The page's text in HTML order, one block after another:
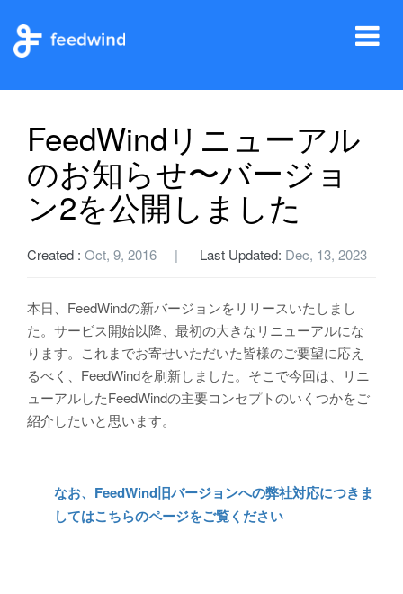
ホーム
FeedWindリニューアルのお知らせ〜バージョン2を公開しました
FeedWindリニューアル
のお知らせ〜バージョ
ン2を公開しました
Created : Oct, 9, 2016 Last Updated: Dec, 13, 2023
本日、FeedWindの新バージョンをリリースいたしまし
た。サービス開始以降、最初の大きなリニューアルにな
ります。これまでお寄せいただいた皆様のご要望に応え
るべく、FeedWindを刷新しました。そこで今回は、リニ
ューアルしたFeedWindの主要コンセプトのいくつかをご
紹介したいと思います。
なお、FeedWind旧バージョンへの弊社対応につきま
してはこちらのページをご覧ください